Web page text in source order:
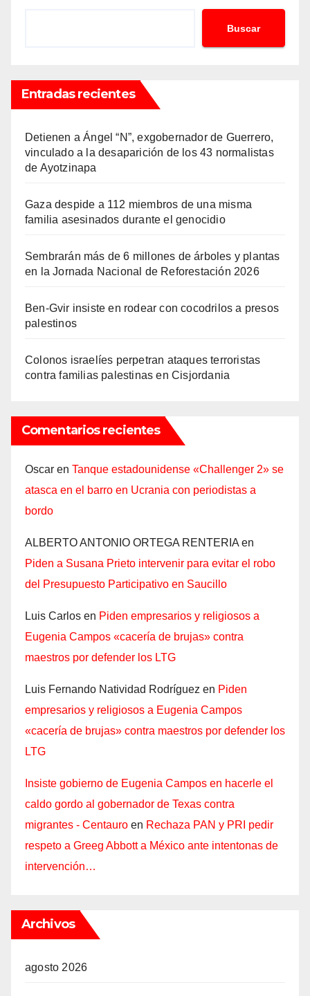
Buscar
Entradas recientes
Detienen a Ángel “N”, exgobernador de Guerrero,
vinculado a la desaparición de los 43 normalistas
de Ayotzinapa
Gaza despide a 112 miembros de una misma
familia asesinados durante el genocidio
Sembrarán más de 6 millones de árboles y plantas
en la Jornada Nacional de Reforestación 2026
Ben-Gvir insiste en rodear con cocodrilos a presos
palestinos
Colonos israelíes perpetran ataques terroristas
contra familias palestinas en Cisjordania
Comentarios recientes
Oscar en Tanque estadounidense «Challenger 2» se
atasca en el barro en Ucrania con periodistas a
bordo
ALBERTO ANTONIO ORTEGA RENTERIA en
Piden a Susana Prieto intervenir para evitar el robo
del Presupuesto Participativo en Saucillo
Luis Carlos en Piden empresarios y religiosos a
Eugenia Campos «cacería de brujas» contra
maestros por defender los LTG
Luis Fernando Natividad Rodríguez en Piden
empresarios y religiosos a Eugenia Campos
«cacería de brujas» contra maestros por defender los
LTG
Insiste gobierno de Eugenia Campos en hacerle el
caldo gordo al gobernador de Texas contra
migrantes - Centauro en Rechaza PAN y PRI pedir
respeto a Greeg Abbott a México ante intentonas de
intervención…
Archivos
agosto 2026